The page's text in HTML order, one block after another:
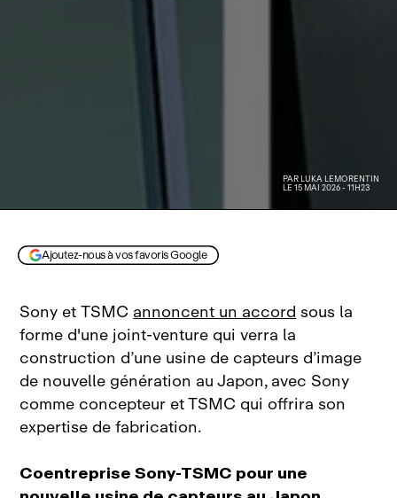
PAR LUKA LEMORENTIN
LE 15 MAI 2026 - 11H23
Ajoutez-nous à vos favoris Google
Sony et TSMCannoncent un accordsous la
forme d'une joint‑venture qui verra la
construction d’une usine de capteurs d’image
de nouvelle génération au Japon, avec Sony
comme concepteur et TSMC qui offrira son
expertise de fabrication.
Coentreprise Sony‑TSMC pour une